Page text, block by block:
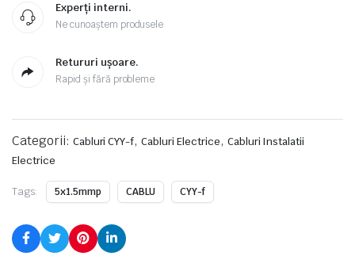
Experți interni.
Ne cunoaștem produsele
Retururi ușoare.
Rapid și fără probleme
Categorii: Cabluri CYY-f,Cabluri Electrice, Cabluri Instalatii
Electrice
Tags: 5x1.5mmp CABLU CYY-f